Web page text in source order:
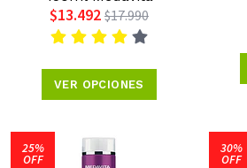
$13.492 $17.990
VER OPCIONES
25%
OFF
30%
OFF